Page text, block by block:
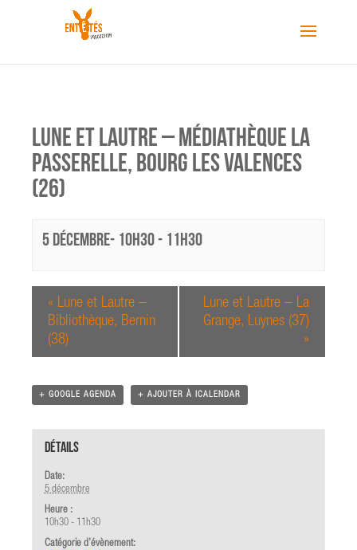
Lune et Lautre – Médiathèque La
Passerelle, Bourg les Valences
(26)
5 décembre- 10h30- 11h30
« Lune et Lautre –
Bibliothèque, Bernin
(38)
Lune et Lautre – La
Grange, Luynes (37)
»
+ GOOGLE AGENDA + AJOUTER À ICALENDAR
Détails
Date:
5 décembre
Heure :
10h30 - 11h30
Catégorie d’évènement: